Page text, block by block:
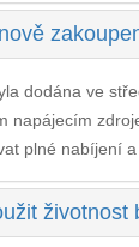
dodána ve
napájecím
plné nabíjení
životnost